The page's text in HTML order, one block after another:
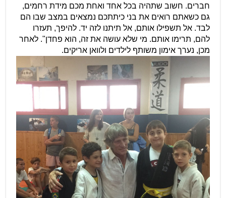
חברים. חשוב שתהיה בכל אחד ואחת מכם מידת רחמים,
גם כשאתם רואים את בני כיתתכם נמצאים במצב שבו הם
לבד. אל תשפילו אותם, אל תיתנו לזה יד. להיפך, תעזרו
להם, תרימו אותם. מי שלא עושה את זה, הוא פחדן". לאחר
מכן, נערך אימון משותף לילדים ולוואן אריקים.